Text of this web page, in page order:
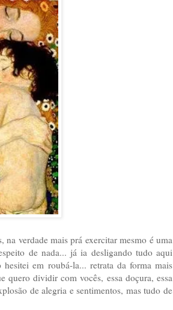
verdade mais prá exercitar mesmo é uma
de nada... já ia desligando tudo aqui
hesitei em roubá-la... retrata da forma mais
quero dividir com vocês, essa doçura, essa
de alegria e sentimentos, mas tudo de